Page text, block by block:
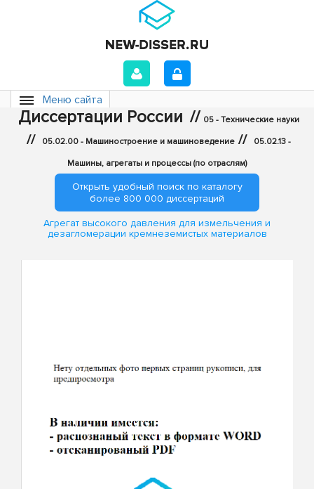
Меню сайта
Диссертации России // 05 - Технические науки
// 05.02.00 - Машиностроение и машиноведение // 05.02.13 -
Машины, агрегаты и процессы (по отраслям)
Открыть удобный поиск по каталогу
более 800 000 диссертаций
Агрегат высокого давления для измельчения и
дезагломерации кремнеземистых материалов